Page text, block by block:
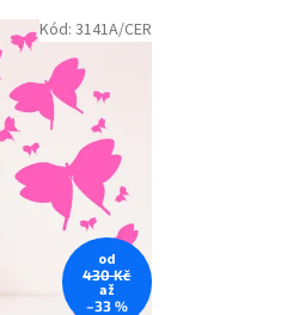
od
430 Kč
až
–33 %
Kód: 3141A/CER